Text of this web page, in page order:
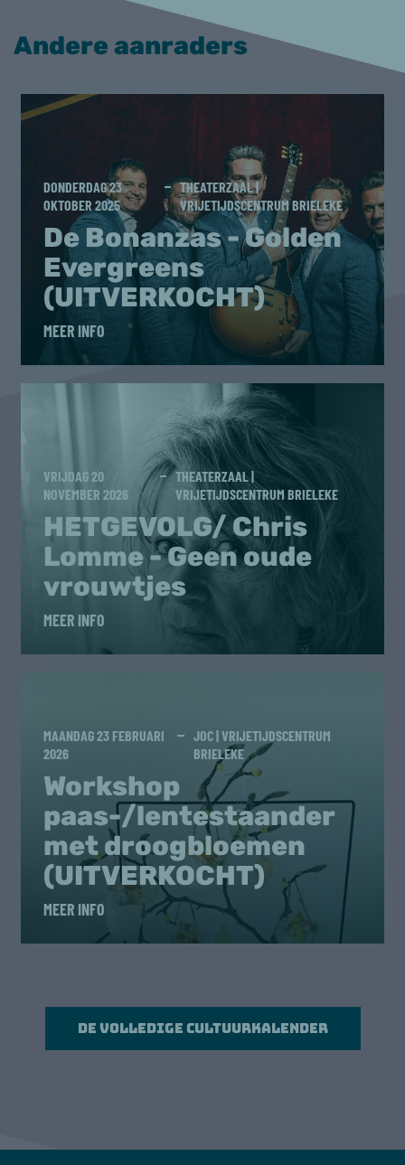
Andere aanraders
DONDERDAG 23
OKTOBER 2025
THEATERZAAL |
VRIJETIJDSCENTRUM BRIELEKE
De Bonanzas - Golden
Evergreens
(UITVERKOCHT)
MEER INFO
VRIJDAG 20
NOVEMBER 2026
THEATERZAAL |
VRIJETIJDSCENTRUM BRIELEKE
HETGEVOLG/ Chris
Lomme - Geen oude
vrouwtjes
MEER INFO
MAANDAG 23 FEBRUARI
2026
JOC | VRIJETIJDSCENTRUM
BRIELEKE
Workshop
paas-/lentestaander
met droogbloemen
(UITVERKOCHT)
MEER INFO
De volledige cultuurkalender